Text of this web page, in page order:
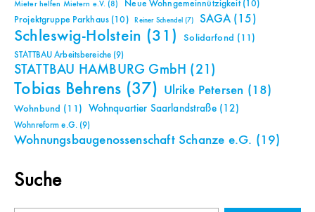
Mieter helfen Mietern e.V. (8) Neue Wohngemeinnützigkeit(10)
Projektgruppe Parkhaus (10) Reiner Schendel (7) SAGA(15)
Schleswig-Holstein (31) Solidarfond (11)
STATTBAU Arbeitsbereiche (9)
STATTBAU HAMBURG GmbH (21)
Tobias Behrens (37) Ulrike Petersen (18)
Wohnbund (11) Wohnquartier Saarlandstraße(12)
Wohnreform e.G.(9)
Wohnungsbaugenossenschaft Schanze e.G. (19)
Suche